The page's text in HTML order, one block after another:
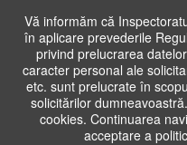
Vă informăm că
în aplicare prevederile
privind prelucrarea
caracter personal ale
etc. sunt prelucrate în
solicitărilor
cookies. Continuarea
acceptare a
Cauta
in
siteAcasa Cadre